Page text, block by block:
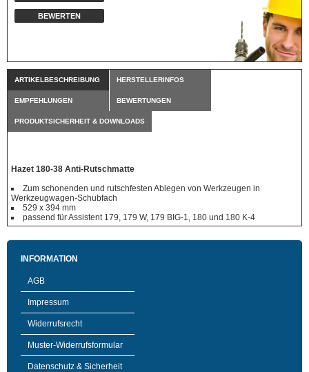
BEWERTEN
ARTIKELBESCHREIBUNG HERSTELLERINFOS
EMPFEHLUNGEN BEWERTUNGEN
PRODUKTSICHERHEIT & DOWNLOADS
Hazet 180-38 Anti-Rutschmatte
Zum schonenden und rutschfesten Ablegen von Werkzeugen in
Werkzeugwagen-Schubfach
529 x 394 mm
passend für Assistent 179, 179 W, 179 BIG-1, 180 und 180 K-4
INFORMATION
AGB
Impressum
Widerrufsrecht
Muster-Widerrufsformular
Datenschutz & Sicherheit